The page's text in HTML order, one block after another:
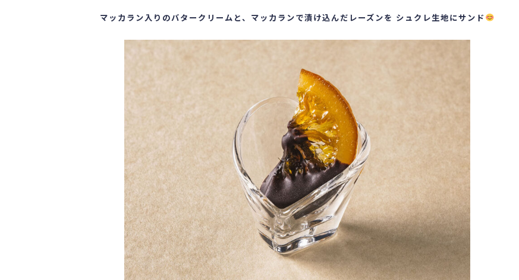
マッカラン入りのバタークリームと、マッカランで漬け込んだレーズンを シュクレ生地にサンド